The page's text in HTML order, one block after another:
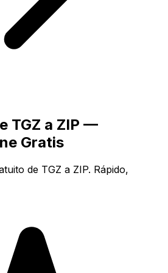
TGZ a ZIP —
Gratis
de TGZ a ZIP. Rápido,